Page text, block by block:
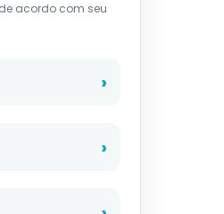
acordo com seu